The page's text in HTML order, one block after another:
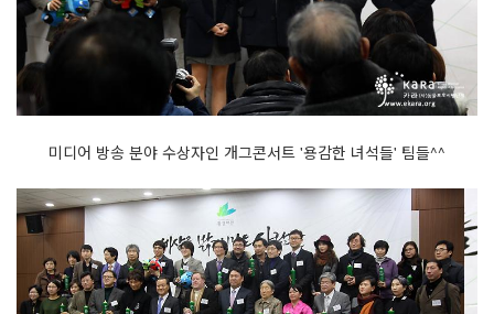
미디어 방송 분야 수상자인 개그콘서트 '용감한 녀석들' 팀들^^